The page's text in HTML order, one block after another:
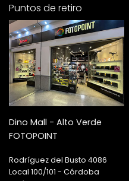
Puntos de retiro
Dino Mall - Alto Verde
FOTOPOINT
Rodríguez del Busto 4086
Local 100/101 - Córdoba